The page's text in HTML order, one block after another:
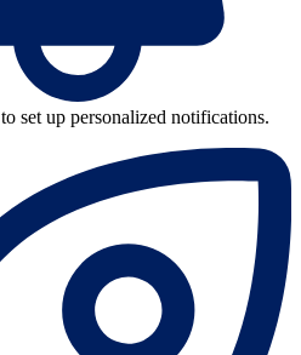
to set up personalized notifications.